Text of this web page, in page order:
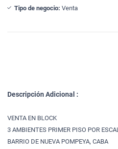
Tipo de negocio: Venta
Descripción Adicional :
VENTA EN BLOCK
3 AMBIENTES PRIMER PISO POR
BARRIO DE NUEVA POMPEYA, CABA